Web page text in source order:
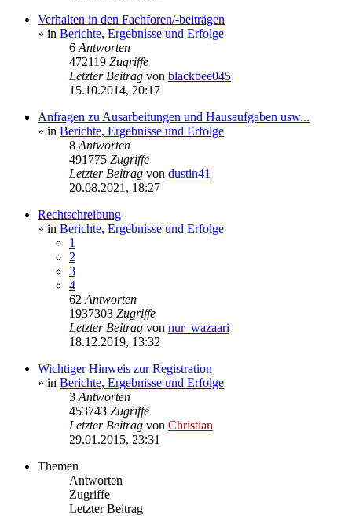
Verhalten in den Fachforen/-beiträgen
» in Berichte, Ergebnisse und Erfolge
6 Antworten
472119 Zugriffe
Letzter Beitrag von blackbee045
15.10.2014, 20:17
Anfragen zu Ausarbeitungen und Hausaufgaben usw...
» in Berichte, Ergebnisse und Erfolge
8 Antworten
491775 Zugriffe
Letzter Beitrag von dustin41
20.08.2021, 18:27
Rechtschreibung
» in Berichte, Ergebnisse und Erfolge
1
2
3
4
62 Antworten
1937303 Zugriffe
Letzter Beitrag von nur_wazaari
18.12.2019, 13:32
Wichtiger Hinweis zur Registration
» in Berichte, Ergebnisse und Erfolge
3 Antworten
453743 Zugriffe
Letzter Beitrag von Christian
29.01.2015, 23:31
Themen
Antworten
Zugriffe
Letzter Beitrag